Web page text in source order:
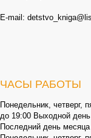
E-mail:
ЧАСЫ РАБОТЫ
Понедельник, четверг,
до 19:00 Выходной
Последний день